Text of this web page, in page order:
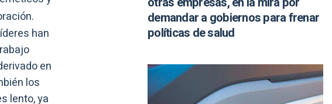
han
en
los
lento, ya
demandar a gobiernos para frenar
políticas de salud